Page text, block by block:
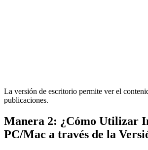
La versión de escritorio permite ver el
publicaciones.
Manera 2: ¿Cómo Utilizar
PC/Mac a través de la